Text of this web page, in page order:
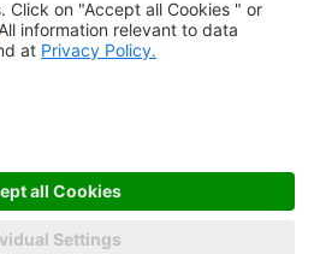
Downloadcenter